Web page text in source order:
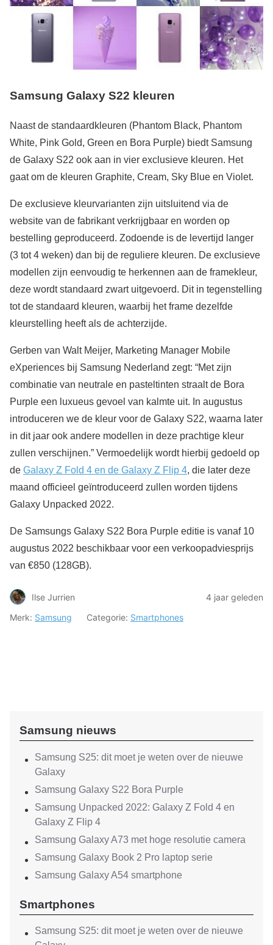
Samsung Galaxy S22 kleuren
Naast de standaardkleuren (Phantom Black, Phantom
White, Pink Gold, Green en Bora Purple) biedt Samsung
de Galaxy S22 ook aan in vier exclusieve kleuren. Het
gaat om de kleuren Graphite, Cream, Sky Blue en Violet.
De exclusieve kleurvarianten zijn uitsluitend via de
website van de fabrikant verkrijgbaar en worden op
bestelling geproduceerd. Zodoende is de levertijd langer
(3 tot 4 weken) dan bij de reguliere kleuren. De exclusieve
modellen zijn eenvoudig te herkennen aan de framekleur,
deze wordt standaard zwart uitgevoerd. Dit in tegenstelling
tot de standaard kleuren, waarbij het frame dezelfde
kleurstelling heeft als de achterzijde.
Gerben van Walt Meijer, Marketing Manager Mobile
eXperiences bij Samsung Nederland zegt: “Met zijn
combinatie van neutrale en pasteltinten straalt de Bora
Purple een luxueus gevoel van kalmte uit. In augustus
introduceren we de kleur voor de Galaxy S22, waarna later
in dit jaar ook andere modellen in deze prachtige kleur
zullen verschijnen.” Vermoedelijk wordt hierbij gedoeld op
de Galaxy Z Fold 4 en de Galaxy Z Flip 4, die later deze
maand officieel geïntroduceerd zullen worden tijdens
Galaxy Unpacked 2022.
De Samsungs Galaxy S22 Bora Purple editie is vanaf 10
augustus 2022 beschikbaar voor een verkoopadviesprijs
van €850 (128GB).
Ilse Jurrien
4 jaar geleden
Merk: Samsung Categorie: Smartphones
Samsung nieuws
Samsung S25: dit moet je weten over de nieuwe
Galaxy
Samsung Galaxy S22 Bora Purple
Samsung Unpacked 2022: Galaxy Z Fold 4 en
Galaxy Z Flip 4
Samsung Galaxy A73 met hoge resolutie camera
Samsung Galaxy Book 2 Pro laptop serie
Samsung Galaxy A54 smartphone
Smartphones
Samsung S25: dit moet je weten over de nieuwe